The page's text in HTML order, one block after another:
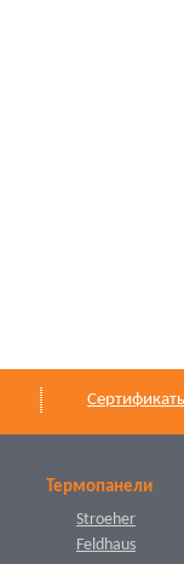
Термопанели
Stroeher
Feldhaus